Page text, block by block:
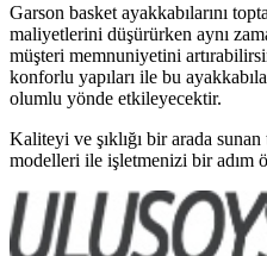
Garson basket ayakkabılarını
maliyetlerini düşürürken aynı
müşteri memnuniyetini
konforlu yapıları ile bu
olumlu yönde etkileyecektir.
Kaliteyi ve şıklığı bir arada
modelleri ile işletmenizi bir adım